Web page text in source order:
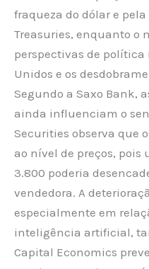
fraqueza do dólar e
Treasuries, enquanto o
perspectivas de política
Unidos e os
Segundo a Saxo Bank,
ainda influenciam o
Securities observa que
ao nível de preços, pois
3.800 poderia
vendedora. A
especialmente em
inteligência artificial,
Capital Economics